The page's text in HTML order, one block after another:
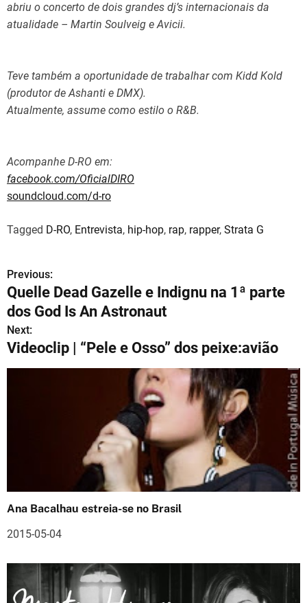
abriu o concerto de dois grandes dj’s internacionais da
atualidade – Martin Soulveig e Avicii.
Teve também a oportunidade de trabalhar com Kidd Kold
(produtor de Ashanti e DMX).
Atualmente, assume como estilo o R&B.
Acompanhe D-RO em:
facebook.com/OficialDIRO
soundcloud.com/d-ro
Tagged D-RO, Entrevista, hip-hop, rap, rapper, Strata G
N
a
v
e
o
d
e
a
Previous:
Quelle Dead Gazelle e Indignu na 1ª parte
dos God Is An Astronaut
Next:
Videoclip | “Pele e Osso” dos peixe:avião
Ana Bacalhau estreia-se no Brasil
2015-05-04